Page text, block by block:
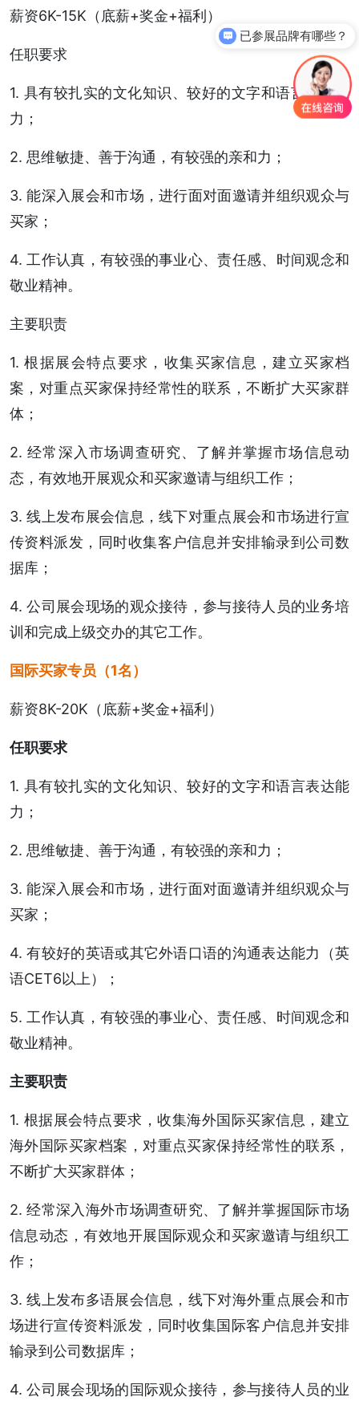
薪资6K-15K（底薪+奖金+福利）
任职要求
1. 具有较扎实的文化知识、较好的文字和语言表达能
力；
2. 思维敏捷、善于沟通，有较强的亲和力；
3. 能深入展会和市场，进行面对面邀请并组织观众与
买家；
4. 工作认真，有较强的事业心、责任感、时间观念和
敬业精神。
主要职责
1. 根据展会特点要求，收集买家信息，建立买家档
案，对重点买家保持经常性的联系，不断扩大买家群
体；
2. 经常深入市场调查研究、了解并掌握市场信息动
态，有效地开展观众和买家邀请与组织工作；
3. 线上发布展会信息，线下对重点展会和市场进行宣
传资料派发，同时收集客户信息并安排输录到公司数
据库；
4. 公司展会现场的观众接待，参与接待人员的业务培
训和完成上级交办的其它工作。
国际买家专员 （1名）
薪资8K-20K（底薪+奖金+福利）
任职要求
1. 具有较扎实的文化知识、较好的文字和语言表达能
力；
2. 思维敏捷、善于沟通，有较强的亲和力；
3. 能深入展会和市场，进行面对面邀请并组织观众与
买家；
4. 有较好的英语或其它外语口语的沟通表达能力（英
语CET6以上）；
5. 工作认真，有较强的事业心、责任感、时间观念和
敬业精神。
主要职责
1. 根据展会特点要求，收集海外国际买家信息，建立
海外国际买家档案，对重点买家保持经常性的联系，
不断扩大买家群体；
2. 经常深入海外市场调查研究、了解并掌握国际市场
信息动态，有效地开展国际观众和买家邀请与组织工
作；
3. 线上发布多语展会信息，线下对海外重点展会和市
场进行宣传资料派发，同时收集国际客户信息并安排
输录到公司数据库；
4. 公司展会现场的国际观众接待，参与接待人员的业
已参展品牌有哪些？